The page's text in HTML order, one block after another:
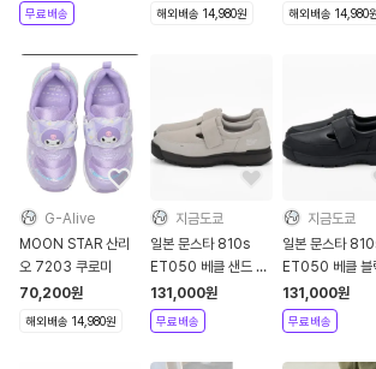
SPLT FGM104
무료배송 해외배송 14,980원 해외배송 14,980
G-Alive
MOON STAR 산리
오 7203 쿠로미
70,200원
해외배송 14,980원
지금도쿄
일본 문스타 810s
ET050 베클 샌드 슬
립온
131,000원
무료배송
지금도쿄
일본 문스타
ET050 베클 블
립온
131,000원
무료배송